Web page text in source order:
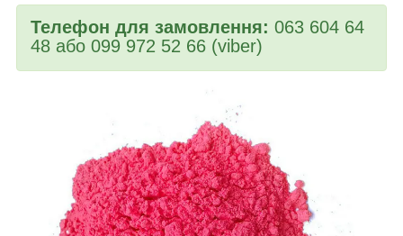
Телефон для замовлення: 063 604 64
48 або 099 972 52 66 (viber)